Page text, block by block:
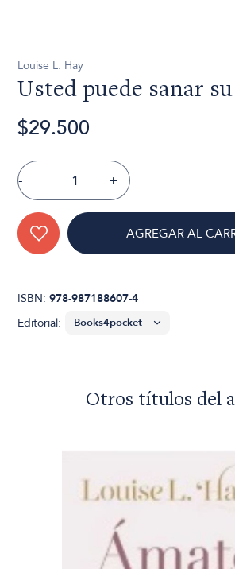
Louise L. Hay
Usted puede sanar
$29.500
- +
AGREGAR AL
ISBN:978-987188607-4
Editorial:
Otros títulos del